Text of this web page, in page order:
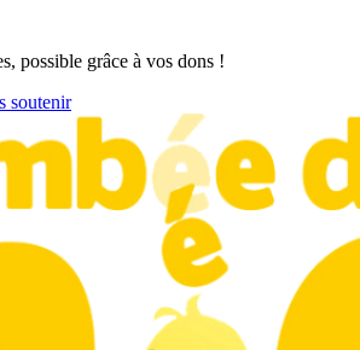
possible grâce à vos dons !
soutenir